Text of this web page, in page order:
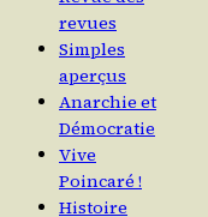
revues
Simples
aperçus
Anarchie et
Démocratie
Vive
Poincaré !
Histoire